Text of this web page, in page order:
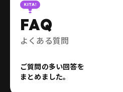
FAQ
よくある質問
ご質問の多い回答を
まとめました。